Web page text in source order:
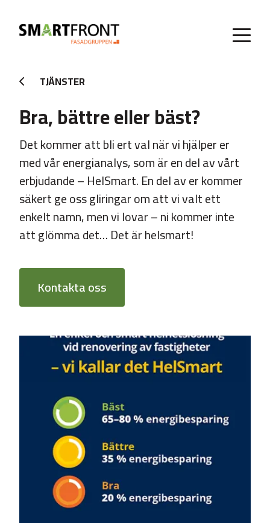
TJÄNSTER
Bra, bättre eller bäst?
Det kommer att bli ert val när vi hjälper er
med vår energianalys, som är en del av vårt
erbjudande – HelSmart. En del av er kommer
säkert ge oss gliringar om att vi valt ett
enkelt namn, men vi lovar – ni kommer inte
att glömma det… Det är helsmart!
Kontakta oss